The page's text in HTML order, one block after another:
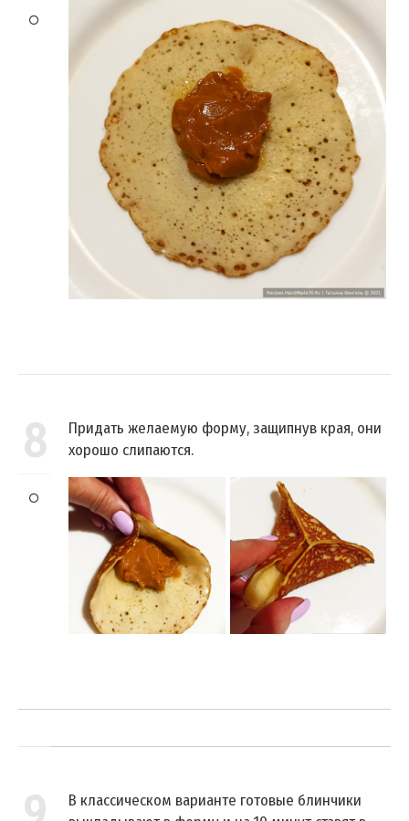
8
Придать желаемую форму, защипнув края, они
хорошо слипаются.
В классическом варианте готовые блинчики